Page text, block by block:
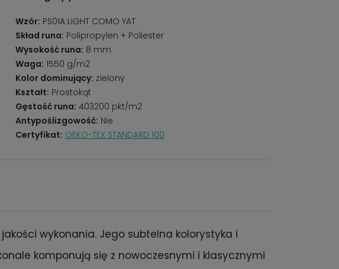
Wzór: PS01A LIGHT COMO YAT
Skład runa: Polipropylen + Poliester
Wysokość runa: 8 mm
Waga: 1550 g/m2
Kolor dominujący: zielony
Kształt: Prostokąt
Gęstość runa: 403200 pkt/m2
Antypoślizgowość: Nie
Certyfikat: OEKO-TEX STANDARD 100
wykonania. Jego subtelna kolorystyka i
komponują się z nowoczesnymi i klasycznymi